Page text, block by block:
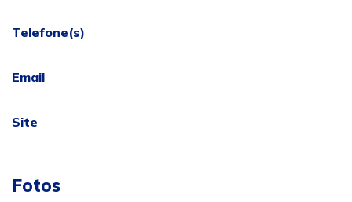
Telefone(s)
Email
Site
Fotos